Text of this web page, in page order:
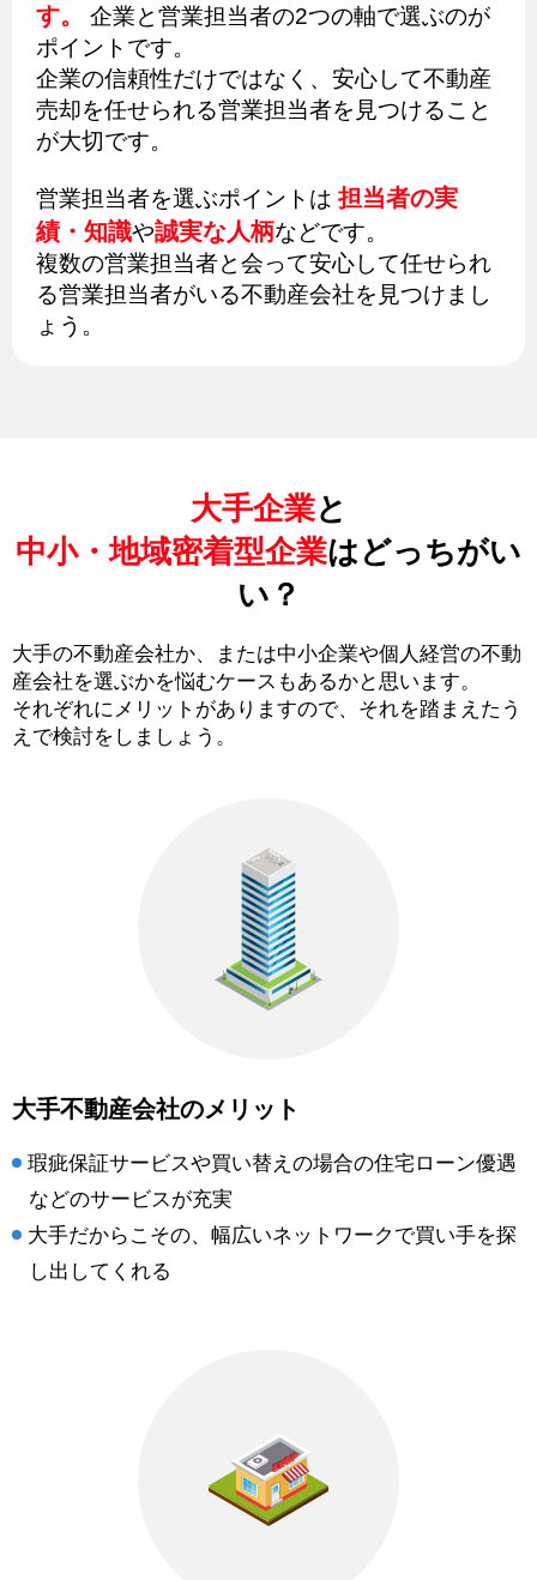
す。
企業と営業担当者の2つの軸で選ぶのが
ポイントです。
企業の信頼性だけではなく、安心して不動産
売却を任せられる営業担当者を見つけること
が大切です。
営業担当者を選ぶポイントは 担当者の実
績・知識や誠実な人柄などです。
複数の営業担当者と会って安心して任せられ
る営業担当者がいる不動産会社を見つけまし
ょう。
大手企業と
中小・地域密着型企業はどっちがい
い？
大手の不動産会社か、または中小企業や個人経営の不動
産会社を選ぶかを悩むケースもあるかと思います。
それぞれにメリットがありますので、それを踏まえたう
えで検討をしましょう。
大手不動産会社のメリット
瑕疵保証サービスや買い替えの場合の住宅ローン優遇
などのサービスが充実
大手だからこその、幅広いネットワークで買い手を探
し出してくれる